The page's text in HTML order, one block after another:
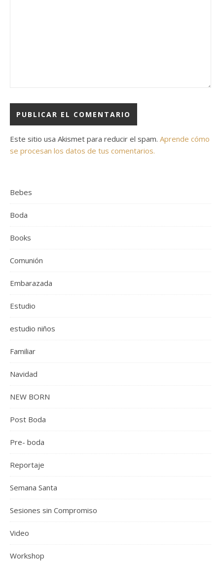
Este sitio usa Akismet para reducir el spam. Aprende cómo
se procesan los datos de tus comentarios.
Bebes
Boda
Books
Comunión
Embarazada
Estudio
estudio niños
Familiar
Navidad
NEW BORN
Post Boda
Pre- boda
Reportaje
Semana Santa
Sesiones sin Compromiso
Video
Workshop